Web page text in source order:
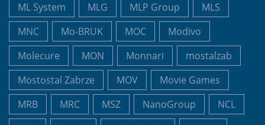
ML System
MLG MLP Group
MLS
MNC
Mo-BRUK MOC
Modivo
Molecure
MON Monnari
mostalzab
Mostostal Zabrze
MOV
Movie Games
MRB
MRC MSZ NanoGroup
NCL